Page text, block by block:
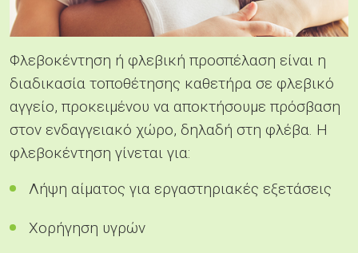
Φλεβοκέντηση ή φλεβική προσπέλαση είναι η
διαδικασία τοποθέτησης καθετήρα σε φλεβικό
αγγείο, προκειμένου να αποκτήσουμε πρόσβαση
στον ενδαγγειακό χώρο, δηλαδή στη φλέβα. Η
φλεβοκέντηση γίνεται για:
Λήψη αίματος για εργαστηριακές εξετάσεις
Χορήγηση υγρών